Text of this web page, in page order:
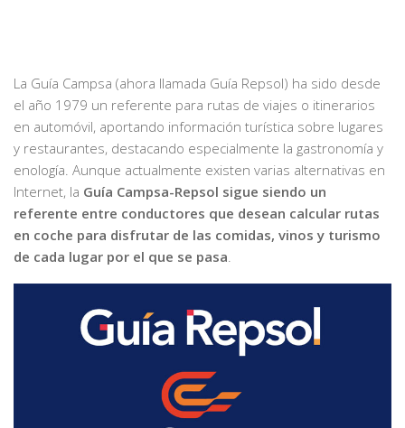
La Guía Campsa (ahora llamada Guía Repsol) ha sido desde
el año 1979 un referente para rutas de viajes o itinerarios
en automóvil, aportando información turística sobre lugares
y restaurantes, destacando especialmente la gastronomía y
enología. Aunque actualmente existen varias alternativas en
Internet, la Guía Campsa-Repsol sigue siendo un
referente entre conductores que desean calcular rutas
en coche para disfrutar de las comidas, vinos y turismo
de cada lugar por el que se pasa.